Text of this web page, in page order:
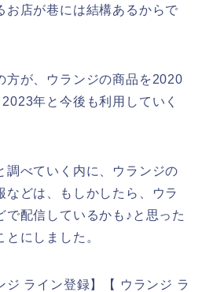
お店が巷には結構あるからで
方が、ウランジの商品を2020
年と今後も利用していく
調べていく内に、ウランジの
などは、もしかしたら、ウラ
で配信しているかも♪と思った
にしました。
ジ ライン登録】【 ウランジ ラ